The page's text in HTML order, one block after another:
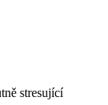
stresující